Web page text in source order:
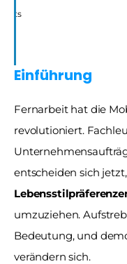
Einführung
Fernarbeit hat die
revolutioniert.
umzuziehen.
Bedeutung, und
verändern sich.